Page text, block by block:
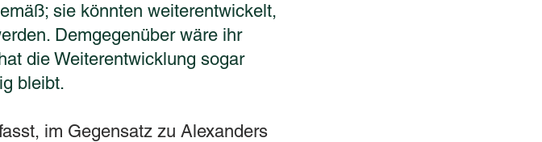
sie könnten weiterentwickelt,
Demgegenüber wäre ihr
die Weiterentwicklung sogar
bleibt.
im Gegensatz zu Alexanders